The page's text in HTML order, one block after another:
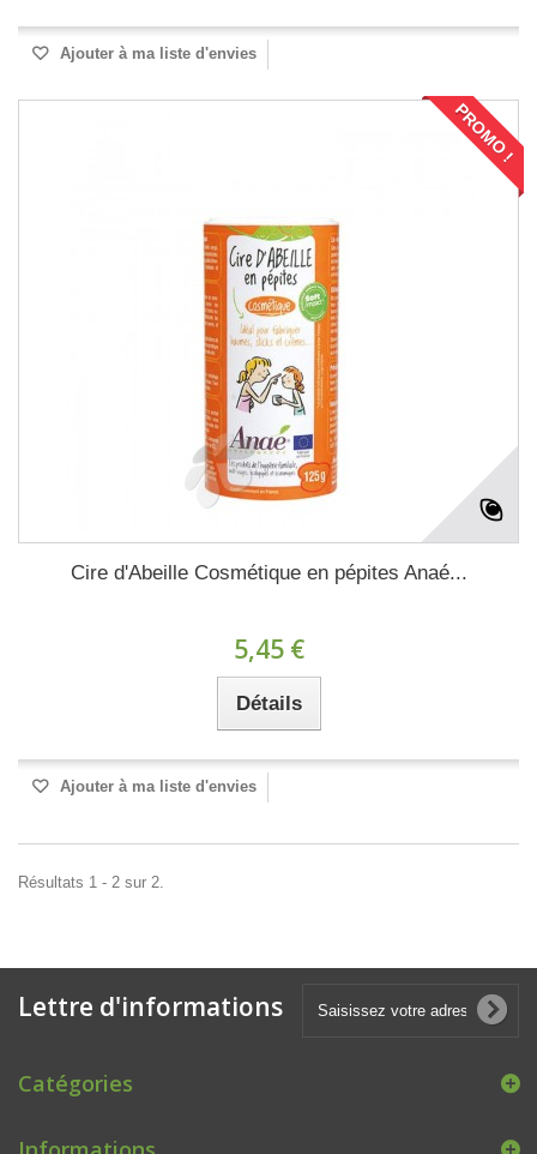
Ajouter à ma liste d'envies
PROMO !
Cire d'Abeille Cosmétique en pépites Anaé...
5,45 €
Détails
Ajouter à ma liste d'envies
Résultats 1 - 2 sur 2.
Lettre d'informations
Catégories